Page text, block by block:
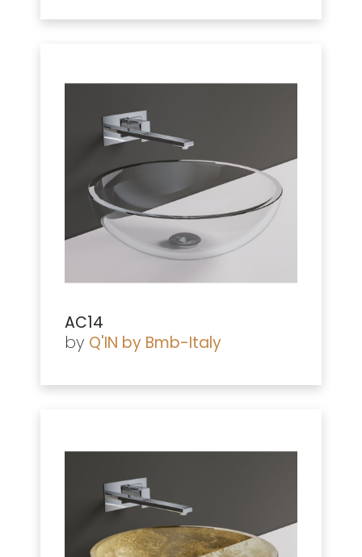
AC14
by Q'IN by Bmb-Italy